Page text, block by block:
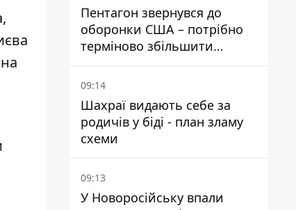
,
Пентагон звернувся до
оборонки США – потрібно
терміново збільшити
виробництво озброєнь
09:14
Шахраї видають себе за
родичів у біді - план зламу
схеми
09:13
У Новоросійську впали